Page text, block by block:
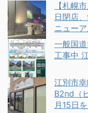
【札幌
日閉店
ニュー
一般国
工事中
江別市
B2nd（
月15日